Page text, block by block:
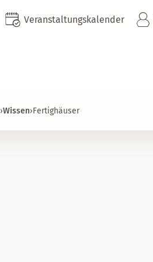
Veranstaltungskalender
›Wissen›Fertighäuser